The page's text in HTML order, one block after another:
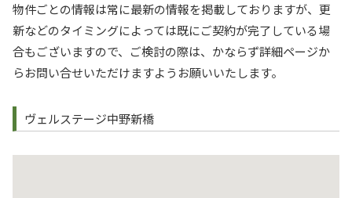
物件ごとの情報は常に最新の情報を掲載しておりますが、更
新などのタイミングによっては既にご契約が完了している場
合もございますので、ご検討の際は、かならず詳細ページか
らお問い合せいただけますようお願いいたします。
ヴェルステージ中野新橋